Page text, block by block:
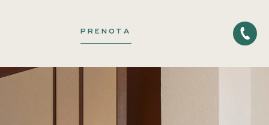
PRENOTA